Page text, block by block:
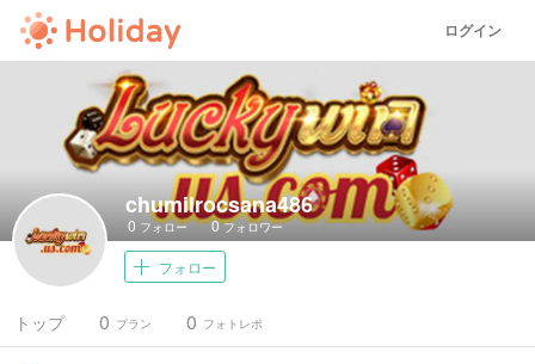
ログイン
chumilrocsana486
0 フォロー 0フォロワー
フォロー
トップ プラン
0 フォトレポ
0